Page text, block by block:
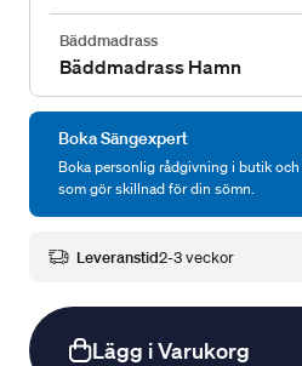
Bäddmadrass
Bäddmadrass Hamn
Boka Sängexpert
Boka personlig rådgivning i butik
som gör skillnad för din sömn.
Leveranstid2-3 veckor
Lägg i Varukorg